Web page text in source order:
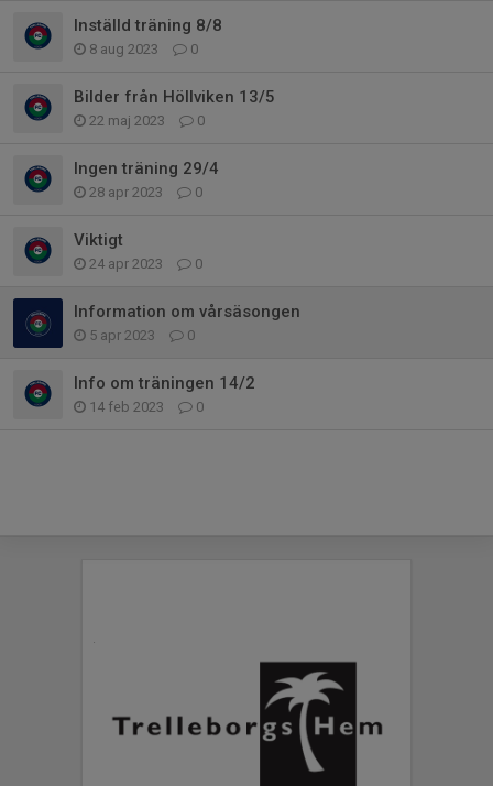
Inställd träning 8/8
8 aug 2023 0
Bilder från Höllviken 13/5
22 maj 2023 0
Ingen träning 29/4
28 apr 2023 0
Viktigt
24 apr 2023 0
Information om vårsäsongen
5 apr 2023 0
Info om träningen 14/2
14 feb 2023 0